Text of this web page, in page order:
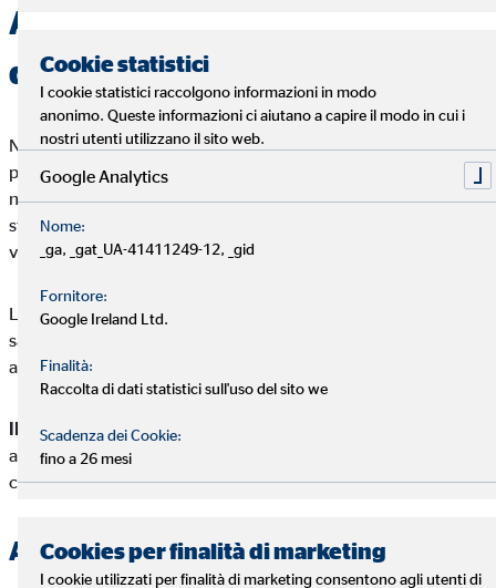
Assicurazione viaggi: cosa
devi sapere
Non esiste un'unica polizza assicurativa di viaggio. Esistono
però alcune assicurazioni che possono essere stipulate
nell'ambito di un viaggio. Le assicurazioni possono essere
stipulate per un determinato periodo di tempo o per un singolo
viaggio.
Le assicurazioni viaggio più comuni sono
sanitarie di viaggio, le assicurazioni annullamento viaggi e le
assicurazioni bagagli.
Il nostro consiglio:prima di sottoscrivere una nuova copertura
assicurativa, è bene verificare se si è già coperti da contratti in
corso o, ad esempio, dalla carta di credito.
Assicurazione viaggi per l’estero
Cookie statistici
I cookie statistici raccolgono informazioni in modo
anonimo. Queste informazioni ci aiutano a capire il modo in cui i
nostri utenti utilizzano il sito web.
Google Analytics
Nome:
_ga, _gat_UA-41411249-12, _gid
Fornitore:
Google Ireland Ltd.
Finalità:
Raccolta di dati statistici sull'uso del sito we
Scadenza dei Cookie:
fino a 26 mesi
Cookies per finalità di marketing
I cookie utilizzati per finalità di marketing consentono agli utenti di